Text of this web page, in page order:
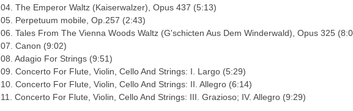
04. The Emperor Waltz (Kaiserwalzer), Opus 437 (5:13)
05. Perpetuum mobile, Op.257 (2:43)
06. Tales From The Vienna Woods Waltz (G'schicten Aus Dem Winderwald), Opus 325
07. Canon (9:02)
08. Adagio For Strings (9:51)
09. Concerto For Flute, Violin, Cello And Strings: I. Largo (5:29)
10. Concerto For Flute, Violin, Cello And Strings: II. Allegro (6:14)
11. Concerto For Flute, Violin, Cello And Strings: III. Grazioso; IV. Allegro (9:29)